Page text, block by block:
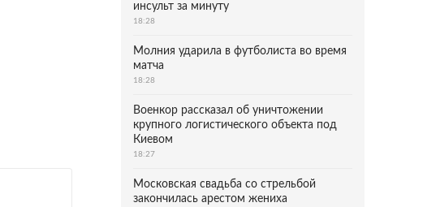
инсульт за минуту
18:28
Молния ударила в футболиста во время
матча
18:28
Военкор рассказал об уничтожении
крупного логистического объекта под
Киевом
18:27
Московская свадьба со стрельбой
закончилась арестом жениха